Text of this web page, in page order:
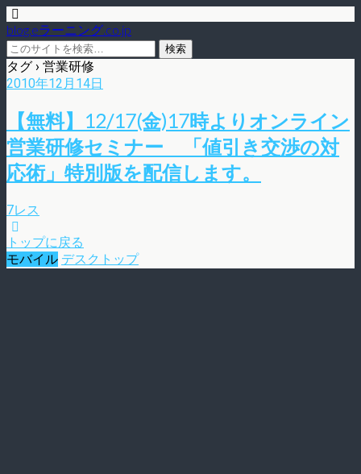
blog.eラーニング.co.jp
タグ › 営業研修
2010年12月14日
【無料】12/17(金)17時よりオンライン
営業研修セミナー 「値引き交渉の対
応術」特別版を配信します。
7レス
トップに戻る
モバイル デスクトップ